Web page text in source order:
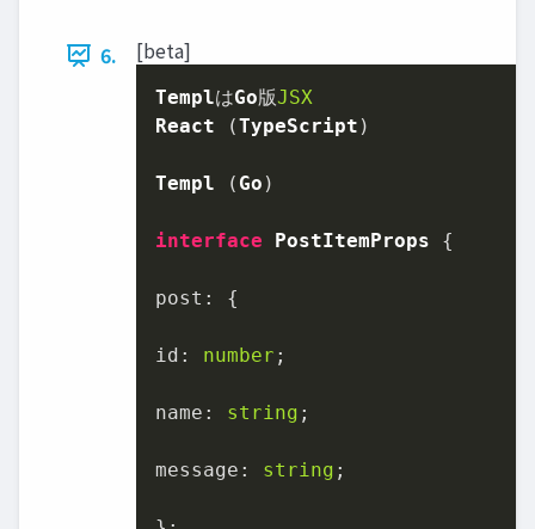
6. [beta]
TemplはGo版JSX
React (TypeScript )
Templ ( Go )
interface PostItemProps {
post : {
id : number ;
name : string ;
message : string ;